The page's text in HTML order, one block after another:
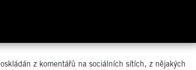
z komentářů na sociálních sítích, z nějakých